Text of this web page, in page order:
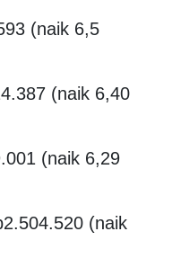
(naik 6,5
(naik 6,40
(naik 6,29
(naik